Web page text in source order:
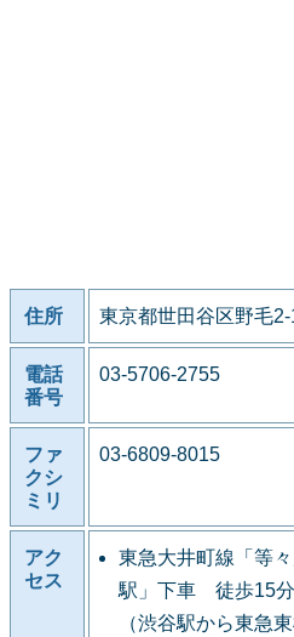
住所 東京都世田谷区野毛
電話
番号
03-5706-2755
ファ
クシ
ミリ
03-6809-8015
アク
セス
東急大井町線「等
駅」下車 徒歩15分
（渋谷駅から東急